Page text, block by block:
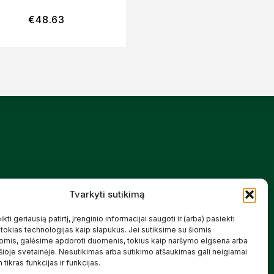
Tvarkyti sutikimą
geriausią patirtį, įrenginio informacijai saugoti ir (arba) pasiekti
technologijas kaip slapukus. Jei sutiksime su šiomis
galėsime apdoroti duomenis, tokius kaip naršymo elgsena arba
svetainėje. Nesutikimas arba sutikimo atšaukimas gali neigiamai
tikras funkcijas ir funkcijas.
€48.63
apie šeimą, jaukius namus ir harmoningą
draugiškos tiek Jums, tiek gamtai.
SKAITYTI DAUGIAU